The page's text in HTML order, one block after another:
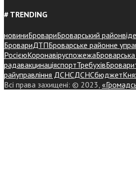
# TRENDING
новиниБровариБроварський район
БровариДТПБроварське районне
РосієюКоронавіруспожежаБроварська
радавакцинаціяспортТребухів
райуправління ДСНСДСНСбюджет
Всі права захищені: © 2023,